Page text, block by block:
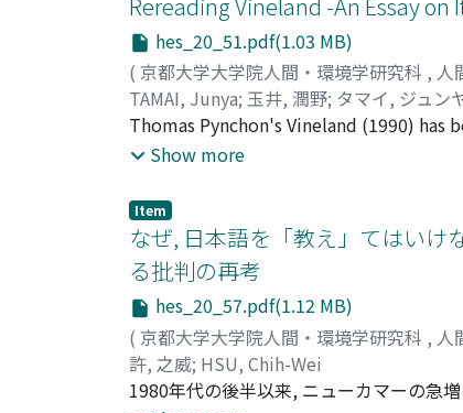
り出す思想である. 「プラトニスムの転
なるものとしての倫理的なあり方が目指
たな共生へ, さらには世界の新たな形成
hes_20_51.pdf(1.03 MB)
( 京都大学大学院人間・環境学研究科 , 人
TAMAI, Junya; 玉井, 潤野; タマイ, ジュン
Thomas Pynchon's Vineland (1990)
events in the history of the United
the reunion of the main character and
the figural dimensions of the novel's
story based on certain specific
figural images articulate the seemingly
specific contexts in Vineland. I aim to
extratextual reality.
Show more
Item
なぜ, 日本語を「教え」てはいけ
る批判の再考
hes_20_57.pdf(1.12 MB)
( 京都大学大学院人間・環境学研究科 , 人
許, 之威; HSU, Chih-Wei
1980年代の後半以来, ニューカマーの急